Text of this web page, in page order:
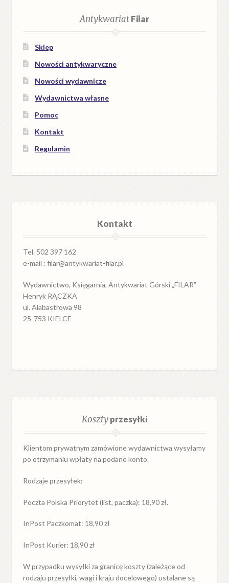
AntykwariatFilar
Sklep
Nowości antykwaryczne
Nowości wydawnicze
Wydawnictwa własne
Pomoc
Kontakt
Regulamin
Kontakt
Tel. 502 397 162
e-mail : filar@antykwariat-filar.pl
Wydawnictwo, Księgarnia, Antykwariat Górski „FILAR”
Henryk RĄCZKA
ul. Alabastrowa 98
25-753 KIELCE
Kosztyprzesyłki
Klientom prywatnym zamówione wydawnictwa wysyłamy
po otrzymaniu wpłaty na podane konto.
Rodzaje przesyłek:
Poczta Polska Priorytet (list, paczka): 18,90 zł.
InPost Paczkomat: 18,90 zł
InPost Kurier: 18,90 zł
W przypadkuwysyłkiza granicękoszty (zależące od
rodzaju przesyłki, wagi i kraju docelowego) ustalane są